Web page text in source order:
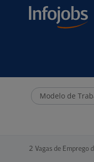
Modelo de
2 Vagas de Emprego